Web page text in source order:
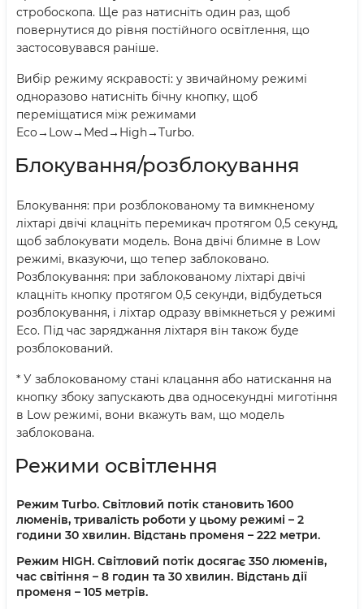
стробоскопа. Ще раз натисніть один раз, щоб
повернутися до рівня постійного освітлення, що
застосовувався раніше.
Вибір режиму яскравості: у звичайному режимі
одноразово натисніть бічну кнопку, щоб
переміщатися між режимами
Eco→Low→Med→High→Turbo.
Блокування/розблокування
Блокування: при розблокованому та вимкненому
ліхтарі двічі клацніть перемикач протягом 0,5 секунд,
щоб заблокувати модель. Вона двічі блимне в Low
режимі, вказуючи, що тепер заблоковано.
Розблокування: при заблокованому ліхтарі двічі
клацніть кнопку протягом 0,5 секунди, відбудеться
розблокування, і ліхтар одразу ввімкнеться у режимі
Eco. Під час заряджання ліхтаря він також буде
розблокований.
* У заблокованому стані клацання або натискання на
кнопку збоку запускають два односекундні миготіння
в Low режимі, вони вкажуть вам, що модель
заблокована.
Режими освітлення
Режим Turbo. Світловий потік становить 1600
люменів, тривалість роботи у цьому режимі – 2
години 30 хвилин. Відстань променя – 222 метри.
Режим HIGH. Світловий потік досягає 350 люменів,
час світіння – 8 годин та 30 хвилин. Відстань дії
променя – 105 метрів.